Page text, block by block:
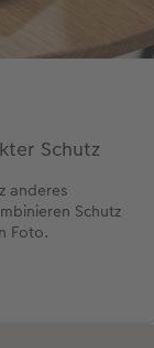
Schutz
anderes
Schutz
Foto.